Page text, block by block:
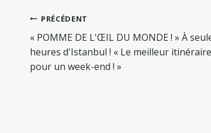
Navigation
de
l’article
PRÉCÉDENT
« POMME DE L'ŒIL DU MONDE ! » À
heures d'Istanbul ! « Le meilleur
pour un week-end ! »